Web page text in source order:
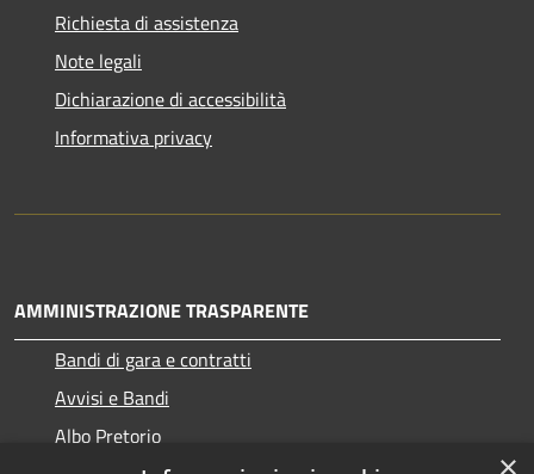
Richiesta di assistenza
Note legali
Dichiarazione di accessibilità
Informativa privacy
AMMINISTRAZIONE TRASPARENTE
Bandi di gara e contratti
Avvisi e Bandi
Albo Pretorio